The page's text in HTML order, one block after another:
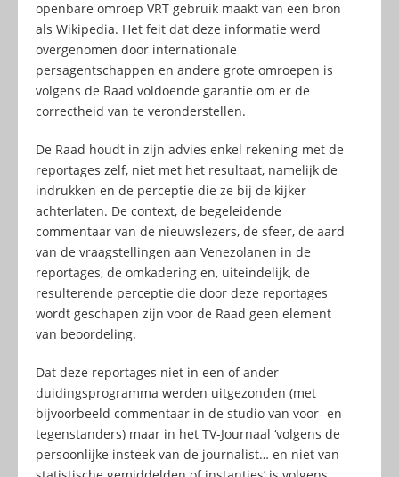
openbare omroep VRT gebruik maakt van een bron
als Wikipedia. Het feit dat deze informatie werd
overgenomen door internationale
persagentschappen en andere grote omroepen is
volgens de Raad voldoende garantie om er de
correctheid van te veronderstellen.
De Raad houdt in zijn advies enkel rekening met de
reportages zelf, niet met het resultaat, namelijk de
indrukken en de perceptie die ze bij de kijker
achterlaten. De context, de begeleidende
commentaar van de nieuwslezers, de sfeer, de aard
van de vraagstellingen aan Venezolanen in de
reportages, de omkadering en, uiteindelijk, de
resulterende perceptie die door deze reportages
wordt geschapen zijn voor de Raad geen element
van beoordeling.
Dat deze reportages niet in een of ander
duidingsprogramma werden uitgezonden (met
bijvoorbeeld commentaar in de studio van voor- en
tegenstanders) maar in het TV-Journaal ‘volgens de
persoonlijke insteek van de journalist… en niet van